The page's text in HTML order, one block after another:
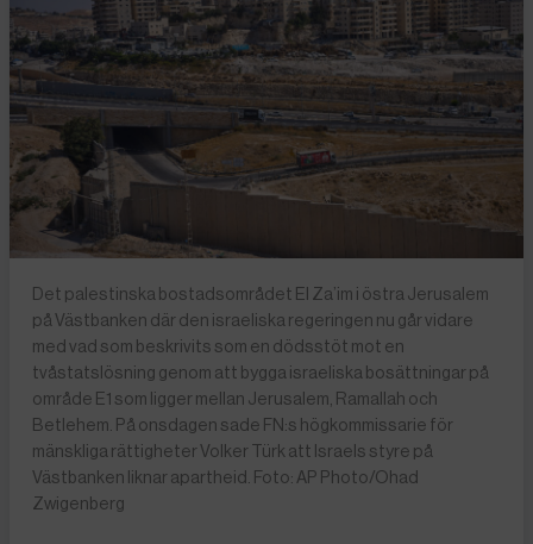
Det palestinska bostadsområdet El Za’im i östra Jerusalem
på Västbanken där den israeliska regeringen nu går vidare
med vad som beskrivits som en dödsstöt mot en
tvåstatslösning genom att bygga israeliska bosättningar på
område E1 som ligger mellan Jerusalem, Ramallah och
Betlehem. På onsdagen sade FN:s högkommissarie för
mänskliga rättigheter Volker Türk att Israels styre på
Västbanken liknar apartheid. Foto: AP Photo/Ohad
Zwigenberg